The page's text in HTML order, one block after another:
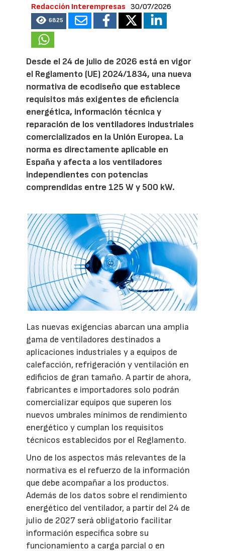
Redacción Interempresas 30/07/2026
6825
Desde el 24 de julio de 2026 está en vigor
el Reglamento (UE) 2024/1834, una nueva
normativa de ecodiseño que establece
requisitos más exigentes de eficiencia
energética, información técnica y
reparación de los ventiladores industriales
comercializados en la Unión Europea. La
norma es directamente aplicable en
España y afecta a los ventiladores
independientes con potencias
comprendidas entre 125 W y 500 kW.
Las nuevas exigencias abarcan una amplia
gama de ventiladores destinados a
aplicaciones industriales y a equipos de
calefacción, refrigeración y ventilación en
edificios de gran tamaño. A partir de ahora,
fabricantes e importadores solo podrán
comercializar equipos que superen los
nuevos umbrales mínimos de rendimiento
energético y cumplan los requisitos
técnicos establecidos por el Reglamento.
Uno de los aspectos más relevantes de la
normativa es el refuerzo de la información
que debe acompañar a los productos.
Además de los datos sobre el rendimiento
energético del ventilador, a partir del 24 de
julio de 2027 será obligatorio facilitar
información específica sobre su
funcionamiento a carga parcial o en